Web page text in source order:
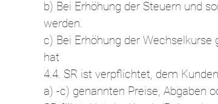
b) Bei Erhöhung der Steuern und
werden.
c) Bei Erhöhung der
hat
4.4. SR ist verpflichtet, dem
a) -c) genannten Preise, Abgaben